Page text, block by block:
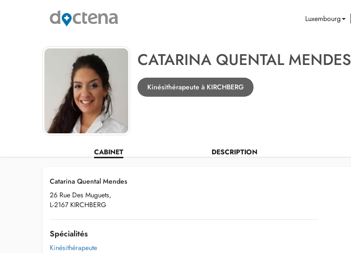
Luxembourg
CATARINA QUENTAL MENDES
Kinésithérapeute à KIRCHBERG
CABINET DESCRIPTION
Catarina Quental Mendes
26 Rue Des Muguets,
L-2167 KIRCHBERG
Spécialités
Kinésithérapeute